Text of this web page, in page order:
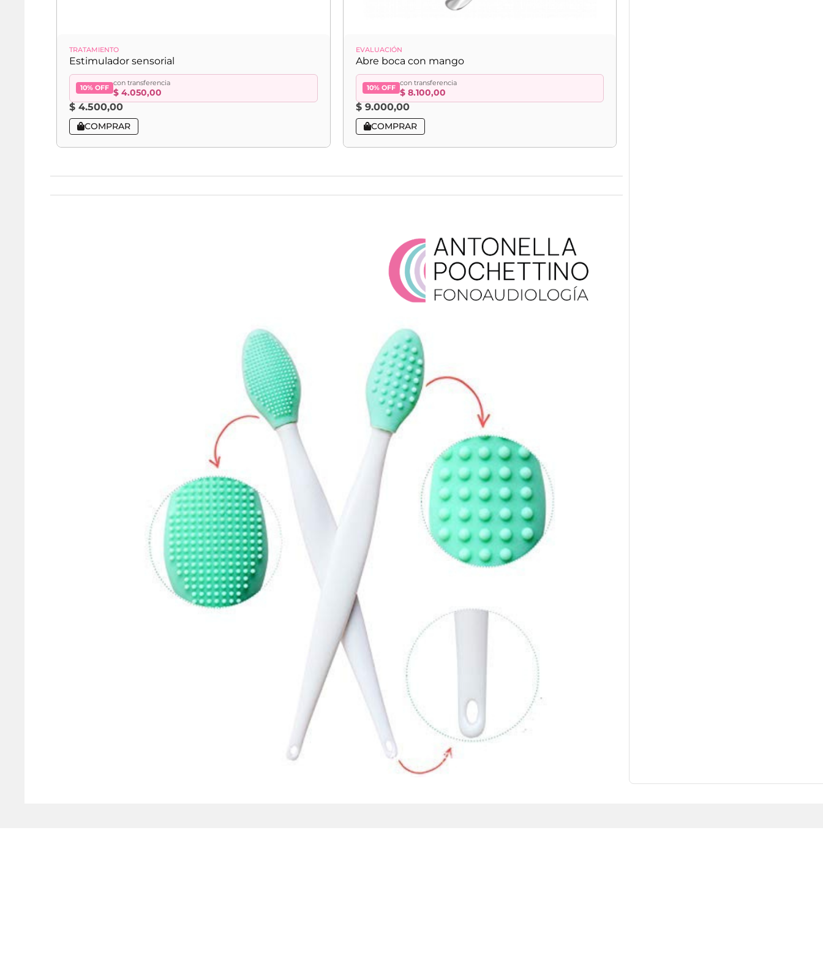
TRATAMIENTO
Estimulador sensorial
10% OFF
con transferencia
$ 4.050,00
$ 4.500,00
COMPRAR
EVALUACIÓN
Abre boca con mango
10% OFF
con transferencia
$8.100,00
$9.000,00
COMPRAR